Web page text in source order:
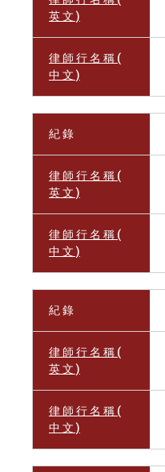
英 文 )
律 師 行 名 稱 (
中 文 )
紀 錄
律 師 行 名 稱 (
英 文 )
律 師 行 名 稱 (
中 文 )
紀 錄
律 師 行 名 稱 (
英 文 )
律 師 行 名 稱 (
中 文 )